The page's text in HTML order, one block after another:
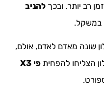
רב יותר. ובכך להניב
במשקל.
שונה מאדם לאדם, אולם,
הצליחו להפחית
פי X3